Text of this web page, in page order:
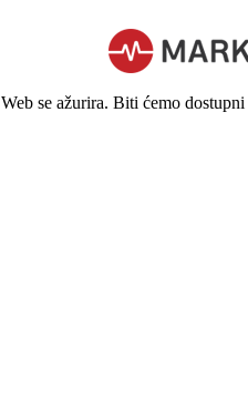
Web se ažurira. Biti ćemo